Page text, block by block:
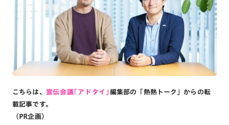
こちらは、 宣伝会議「アドタイ」 編集部の「熱熱トーク」からの転
載記事です。
（PR企画）